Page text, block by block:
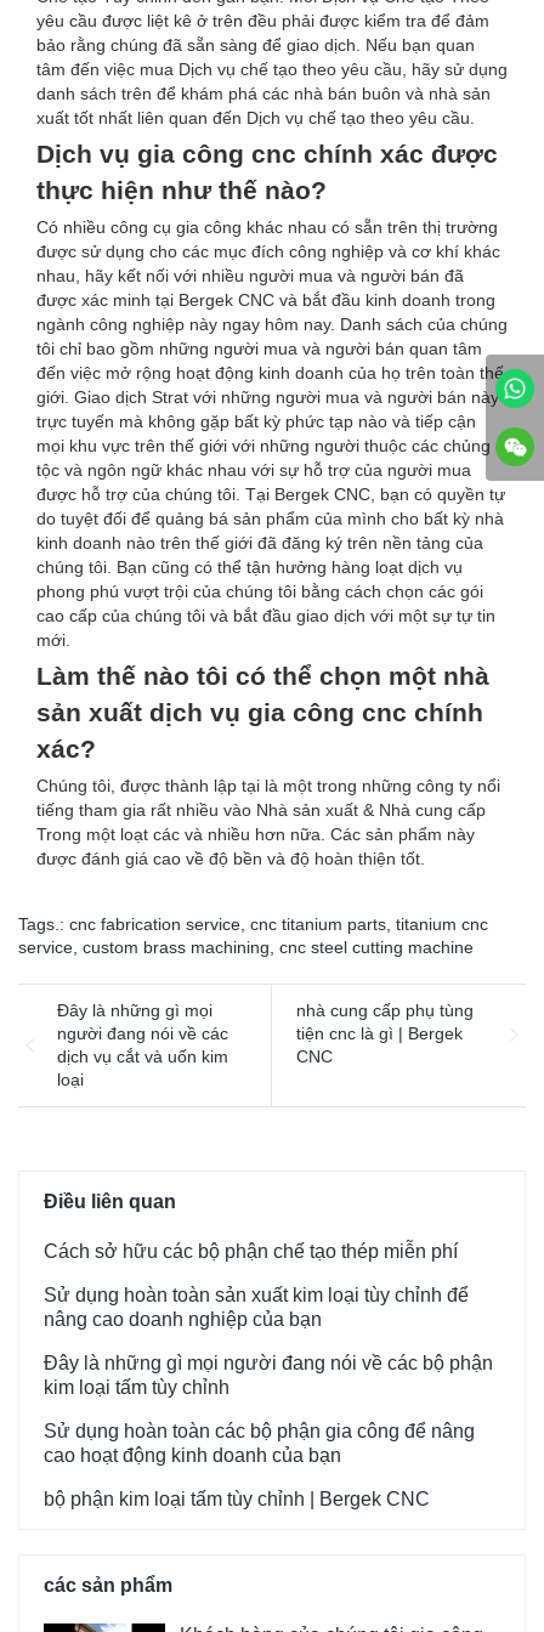
yêu cầu được liệt kê ở trên đều phải được kiểm tra để đảm
bảo rằng chúng đã sẵn sàng để giao dịch. Nếu bạn quan
tâm đến việc mua Dịch vụ chế tạo theo yêu cầu, hãy sử dụng
danh sách trên để khám phá các nhà bán buôn và nhà sản
xuất tốt nhất liên quan đến Dịch vụ chế tạo theo yêu cầu.
Dịch vụ gia công cnc chính xác được
thực hiện như thế nào?
Có nhiều công cụ gia công khác nhau có sẵn trên thị trường
được sử dụng cho các mục đích công nghiệp và cơ khí khác
nhau, hãy kết nối với nhiều người mua và người bán đã
được xác minh tại Bergek CNC và bắt đầu kinh doanh trong
ngành công nghiệp này ngay hôm nay. Danh sách của chúng
tôi chỉ bao gồm những người mua và người bán quan tâm
đến việc mở rộng hoạt động kinh doanh của họ trên toàn thế
giới. Giao dịch Strat với những người mua và người bán này
trực tuyến mà không gặp bất kỳ phức tạp nào và tiếp cận
mọi khu vực trên thế giới với những người thuộc các chủng
tộc và ngôn ngữ khác nhau với sự hỗ trợ của người mua
được hỗ trợ của chúng tôi. Tại Bergek CNC, bạn có quyền tự
do tuyệt đối để quảng bá sản phẩm của mình cho bất kỳ nhà
kinh doanh nào trên thế giới đã đăng ký trên nền tảng của
chúng tôi. Bạn cũng có thể tận hưởng hàng loạt dịch vụ
phong phú vượt trội của chúng tôi bằng cách chọn các gói
cao cấp của chúng tôi và bắt đầu giao dịch với một sự tự tin
mới.
Làm thế nào tôi có thể chọn một nhà
sản xuất dịch vụ gia công cnc chính
xác?
Chúng tôi, được thành lập tại là một trong những công ty nổi
tiếng tham gia rất nhiều vào Nhà sản xuất & Nhà cung cấp
Trong một loạt các và nhiều hơn nữa. Các sản phẩm này
được đánh giá cao về độ bền và độ hoàn thiện tốt.
Tags.: cnc fabrication service, cnc titanium parts, titanium cnc
service, custom brass machining, cnc steel cutting machine
Đây là những gì mọi
người đang nói về các
dịch vụ cắt và uốn kim
loại
nhà cung cấp phụ tùng
tiện cnc là gì | Bergek
CNC
Điều liên quan
Cách sở hữu các bộ phận chế tạo thép miễn phí
Sử dụng hoàn toàn sản xuất kim loại tùy chỉnh để
nâng cao doanh nghiệp của bạn
Đây là những gì mọi người đang nói về các bộ phận
kim loại tấm tùy chỉnh
Sử dụng hoàn toàn các bộ phận gia công để nâng
cao hoạt động kinh doanh của bạn
bộ phận kim loại tấm tùy chỉnh | Bergek CNC
các sản phẩm